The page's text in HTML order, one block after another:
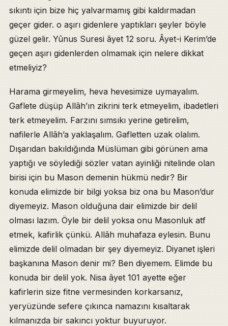
sıkıntı için bize hiç yalvarmamış gibi kaldırmadan
geçer gider. o aşırı gidenlere yaptıkları şeyler böyle
güzel gelir. Yûnus Suresi âyet 12 soru. Âyet-i Kerim’de
geçen aşırı gidenlerden olmamak için nelere dikkat
etmeliyiz?
Harama girmeyelim, heva hevesimize uymayalım.
Gaflete düşüp Allâh’ın zikrini terk etmeyelim, ibadetleri
terk etmeyelim. Farzını sımsıkı yerine getirelim,
nafilerle Allâh’a yaklaşalım. Gafletten uzak olalım.
Dışarıdan bakıldığında Müslüman gibi görünen ama
yaptığı ve söylediği sözler vatan ayinliği nitelinde olan
birisi için bu Mason demenin hükmü nedir? Bir
konuda elimizde bir bilgi yoksa biz ona bu Mason’dur
diyemeyiz. Mason olduğuna dair elimizde bir delil
olması lazım. Öyle bir delil yoksa onu Masonluk atf
etmek, kafirlik çünkü. Allâh muhafaza eylesin. Bunu
elimizde delil olmadan bir şey diyemeyiz. Diyanet işleri
başkanına Mason denir mi? Ben diyemem. Elimde bu
konuda bir delil yok. Nisa âyet 101 ayette eğer
kafirlerin size fitne vermesinden korkarsanız,
yeryüzünde sefere çıkınca namazını kısaltarak
kılmanızda bir sakıncı yoktur buyuruyor.